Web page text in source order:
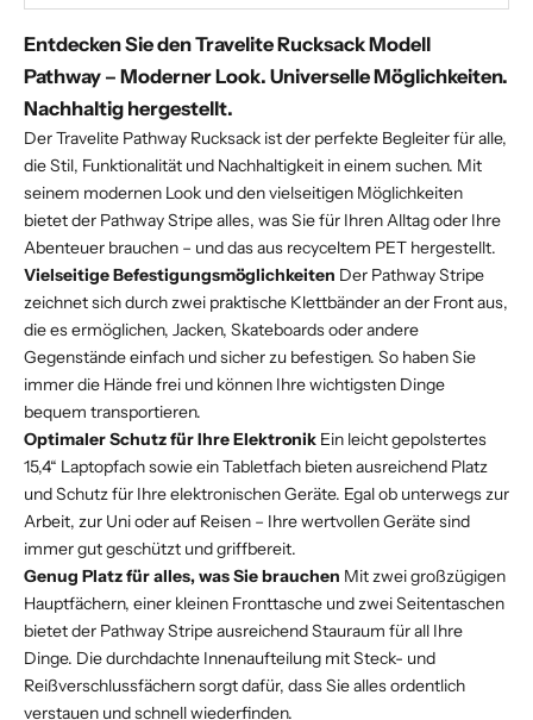
Entdecken Sie den Travelite Rucksack Modell
Pathway – Moderner Look. Universelle Möglichkeiten.
Nachhaltig hergestellt.
Der Travelite Pathway Rucksack ist der perfekte Begleiter für alle,
die Stil, Funktionalität und Nachhaltigkeit in einem suchen. Mit
seinem modernen Look und den vielseitigen Möglichkeiten
bietet der Pathway Stripe alles, was Sie für Ihren Alltag oder Ihre
Abenteuer brauchen – und das aus recyceltem PET hergestellt.
Vielseitige Befestigungsmöglichkeiten Der Pathway Stripe
zeichnet sich durch zwei praktische Klettbänder an der Front aus,
die es ermöglichen, Jacken, Skateboards oder andere
Gegenstände einfach und sicher zu befestigen. So haben Sie
immer die Hände frei und können Ihre wichtigsten Dinge
bequem transportieren.
Optimaler Schutz für Ihre Elektronik Ein leicht gepolstertes
15,4“ Laptopfach sowie ein Tabletfach bieten ausreichend Platz
und Schutz für Ihre elektronischen Geräte. Egal ob unterwegs zur
Arbeit, zur Uni oder auf Reisen – Ihre wertvollen Geräte sind
immer gut geschützt und griffbereit.
Genug Platz für alles, was Sie brauchen Mit zwei großzügigen
Hauptfächern, einer kleinen Fronttasche und zwei Seitentaschen
bietet der Pathway Stripe ausreichend Stauraum für all Ihre
Dinge. Die durchdachte Innenaufteilung mit Steck- und
Reißverschlussfächern sorgt dafür, dass Sie alles ordentlich
verstauen und schnell wiederfinden.